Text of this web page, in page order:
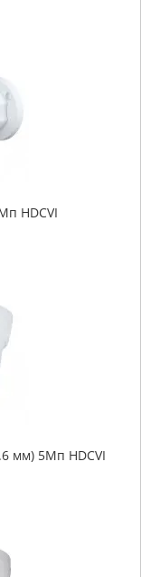
HDCVI
мм) 5Мп HDCVI